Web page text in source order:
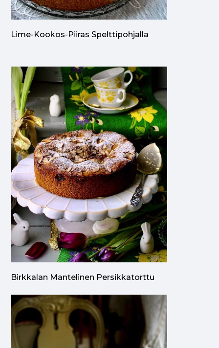
Lime-Kookos-Piiras Spelttipohjalla
Birkkalan Mantelinen Persikkatorttu